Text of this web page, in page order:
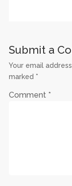
Submit a
Your email
marked *
Comment *